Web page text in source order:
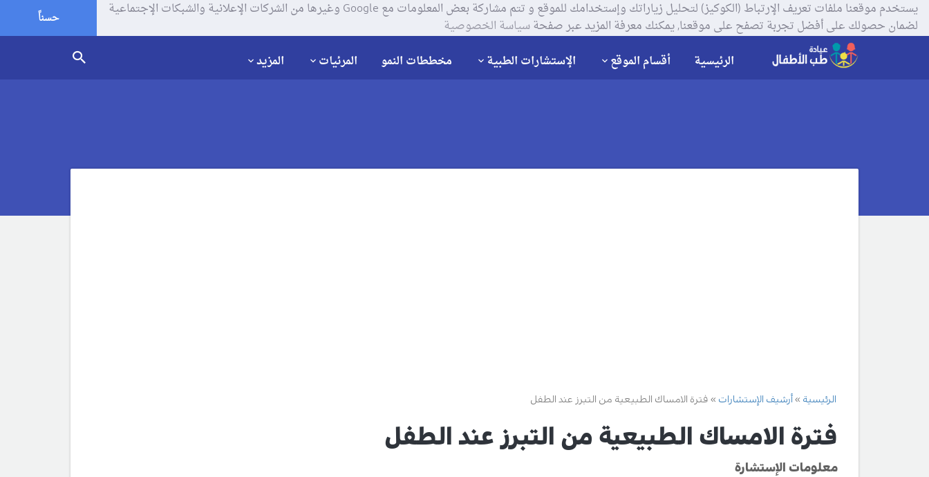
يستخدم موقعنا ملفات تعريف الإرتباط (الكوكيز) لتحليل زياراتك وإستخدامك للموقع و تتم مشاركة بعض المعلومات مع Google وغيرها من الشركات الإعلانية والشبكات الإجتماعية
لضمان حصولك على أفضل تجربة تصفح على موقعنا, يمكنك معرفة المزيد عبر صفحةسياسة الخصوصية حسناً
الرئيسية أقسام الموقع الإستشارات الطبية مخططات النمو المرئيات المزيد
الرئيسية أرشيف الإستشارات فترة الامساك الطبيعية من التبرز عند الطفل
فترة الامساك الطبيعية من التبرز عند الطفل
معلومات الإستشارة